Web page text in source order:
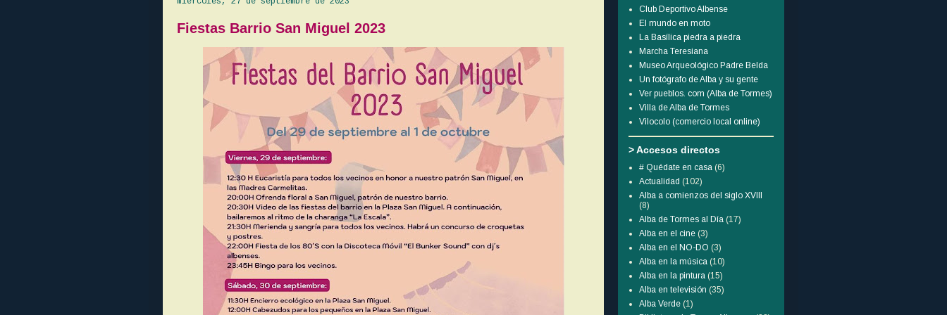
Fiestas Barrio San Miguel 2023
Club Deportivo Albense
El mundo en moto
La Basílica piedra a piedra
Marcha Teresiana
Museo Arqueológico Padre Belda
Un fotógrafo de Alba y su gente
Ver pueblos. com (Alba de Tormes)
Villa de Alba de Tormes
Vilocolo (comercio local online)
> Accesos directos
# Quédate en casa (6)
Actualidad (102)
Alba a comienzos del siglo XVIII
(8)
Alba de Tormes al Día (17)
Alba en el cine (3)
Alba en el NO-DO (3)
Alba en la música (10)
Alba en la pintura (15)
Alba en televisión (35)
Alba Verde (1)